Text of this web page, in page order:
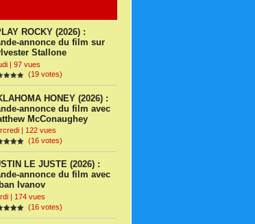
ROCKY (2026) :
annonce du film sur
Stallone
| 97 vues
(19 votes)
HONEY (2026) :
annonce du film avec
McConaughey
| 122 vues
(16 votes)
LE JUSTE (2026) :
annonce du film avec
Ivanov
| 174 vues
(16 votes)